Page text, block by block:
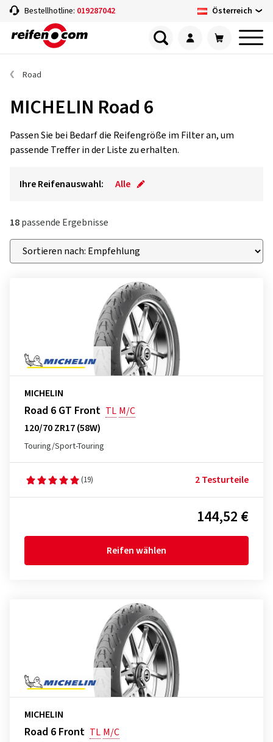
Bestellhotline: 019287042 Österreich
Road
MICHELIN Road 6
Passen Sie bei Bedarf die Reifengröße im Filter an, um
passende Treffer in der Liste zu erhalten.
Ihre Reifenauswahl: Alle
18passende Ergebnisse
MICHELIN
Road 6 GT Front TL M/C
120/70 ZR17 (58W)
Touring/Sport-Touring
(19) 2 Testurteile
144,52 €
Reifen wählen
MICHELIN
Road 6 Front TL M/C